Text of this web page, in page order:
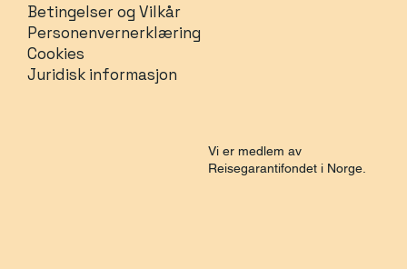
Betingelser og Vilkår
Personenvernerklæring
Cookies
Juridisk informasjon
Vi er medlem av
Reisegarantifondet i Norge.